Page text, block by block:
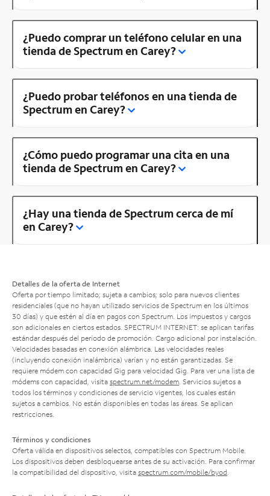
¿Puedo comprar un teléfono celular en una
tienda de Spectrum en Carey?
¿Puedo probar teléfonos en una tienda de
Spectrum en Carey?
¿Cómo puedo programar una cita en una
tienda de Spectrum en Carey?
¿Hay una tienda de Spectrum cerca de mí
en Carey?
Detalles de la oferta de Internet
Oferta por tiempo limitado; sujeta a cambios; solo para nuevos clientes
residenciales (que no hayan utilizado servicios de Spectrum en los últimos
30 días) y que estén al día en pagos con Spectrum. Los impuestos y cargos
son adicionales en ciertos estados. SPECTRUM INTERNET: se aplican tarifas
estándar después del período de promoción. Cargo adicional por instalación.
Velocidades basadas en conexión alámbrica. Las velocidades reales
(incluyendo conexión inalámbrica) varían y no están garantizadas. Se
requiere módem con capacidad Gig para velocidad Gig. Para ver una lista de
módems con capacidad, visita spectrum.net/modem . Servicios sujetos a
todos los términos y condiciones de servicio vigentes, los cuales están
sujetos a cambios. No están disponibles en todas las áreas. Se aplican
restricciones.
Términos y condiciones
Oferta válida en dispositivos selectos, compatibles con Spectrum Mobile.
Los dispositivos deben desbloquearse antes de su activación. Para confirmar
la compatibilidad del dispositivo, visita spectrum.com/mobile/byod